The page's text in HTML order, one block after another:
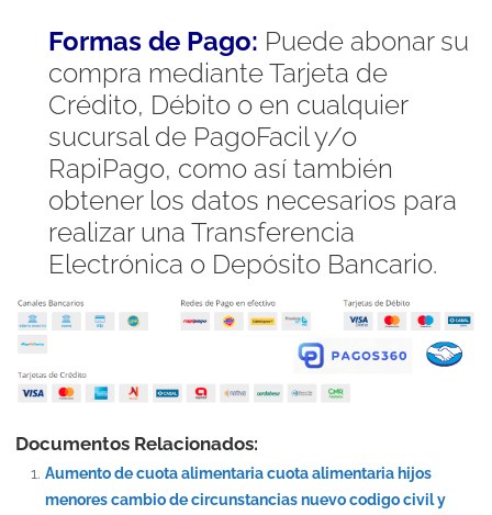
Formas de Pago: Puede abonar su
compra mediante Tarjeta de
Crédito, Débito o en cualquier
sucursal de PagoFacil y/o
RapiPago, como así también
obtener los datos necesarios para
realizar una Transferencia
Electrónica o Depósito Bancario.
Documentos Relacionados:
Aumento de cuota alimentaria cuota alimentaria hijos
menores cambio de circunstancias nuevo codigo civil y